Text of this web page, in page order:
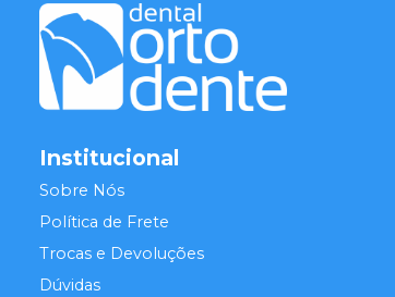
Institucional
Sobre Nós
Política de Frete
Trocas e Devoluções
Dúvidas